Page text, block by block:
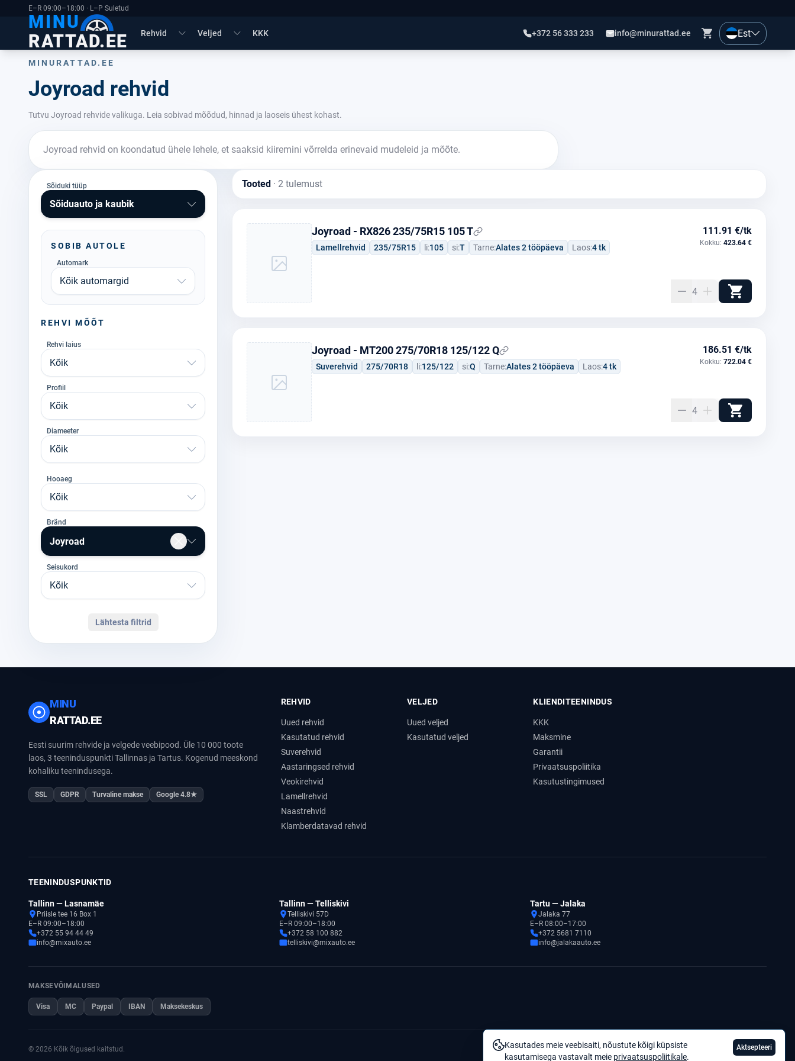
E–R 09:00–18:00 · L–P Suletud
MINU
RATTAD.EE
Rehvid Veljed KKK +372 56 333 233 info@minurattad.ee Est
MINURATTAD.EE
Joyroad rehvid
Tutvu Joyroad rehvide valikuga. Leia sobivad mõõdud, hinnad ja laoseis ühest kohast.
Joyroad rehvid on koondatud ühele lehele, et saaksid kiiremini võrrelda erinevaid mudeleid ja mõõte.
Sõiduki tüüp
Sõiduauto ja kaubik
SOBIB AUTOLE
Automark
Kõik automargid
REHVI MÕÕT
Rehvi laius
Kõik
Profiil
Kõik
Diameeter
Kõik
Hooaeg
Kõik
Bränd
Joyroad
Seisukord
Kõik
Lähtesta filtrid
Tooted · 2 tulemust
Joyroad - RX826 235/75R15 105 T
Lamellrehvid 235/75R15 li:105 si:T Tarne:Alates 2 tööpäeva Laos:4 tk
111.91 €/tk
Kokku: 423.64 €
4
Joyroad - MT200 275/70R18 125/122 Q
Suverehvid 275/70R18 li:125/122 si:Q Tarne:Alates 2 tööpäeva Laos:4 tk
186.51 €/tk
Kokku: 722.04 €
4
Kasutades meie veebisaiti, nõustute kõigi küpsiste
kasutamisega vastavalt meie privaatsuspoliitikale.
Aktsepteeri
MINU
RATTAD.EE
Eesti suurim rehvide ja velgede veebipood. Üle 10 000 toote
laos, 3 teeninduspunkti Tallinnas ja Tartus. Kogenud meeskond
kohaliku teenindusega.
SSL GDPR Turvaline makse Google 4.8★
REHVID
Uued rehvid
Kasutatud rehvid
Suverehvid
Aastaringsed rehvid
Veokirehvid
Lamellrehvid
Naastrehvid
Klamberdatavad rehvid
VELJED
Uued veljed
Kasutatud veljed
KLIENDITEENINDUS
KKK
Maksmine
Garantii
Privaatsuspoliitika
Kasutustingimused
TEENINDUSPUNKTID
Tallinn — Lasnamäe
Priisle tee 16 Box 1
E–R 09:00–18:00
+372 55 94 44 49
info@mixauto.ee
Tallinn — Telliskivi
Telliskivi 57D
E–R 09:00–18:00
+372 58 100 882
telliskivi@mixauto.ee
Tartu — Jalaka
Jalaka 77
E–R 08:00–17:00
+372 5681 7110
info@jalakaauto.ee
MAKSEVÕIMALUSED
Visa MC Paypal IBAN Maksekeskus
© 2026 Kõik õigused kaitstud. Privaatsuspoliitika